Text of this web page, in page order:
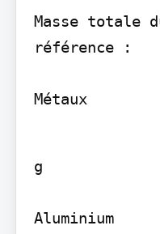
Masse totale
référence :
Métaux
g
Aluminium